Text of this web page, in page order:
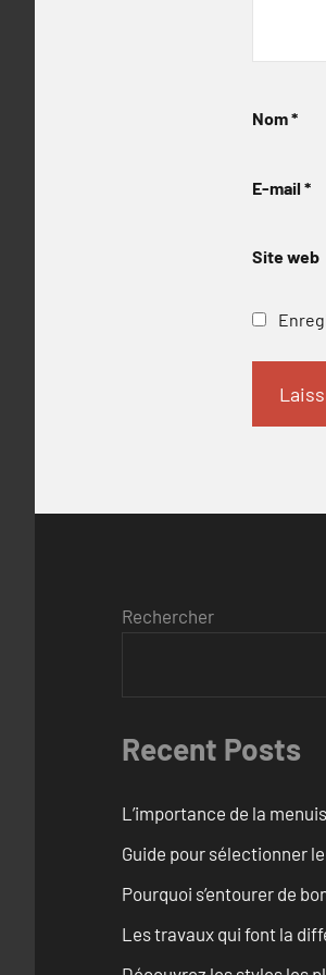
Nom*
E-mail *
Site web
Rechercher
Recent Posts
L’importance de la
Guide pour sélectionner
Pourquoi s’entourer de
Les travaux qui font la